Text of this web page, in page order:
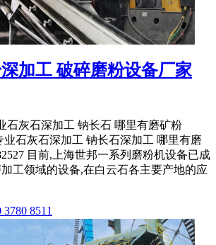
加工 破碎磨粉设备厂家
石灰石深加工 钠长石 哪里有磨矿粉
业石灰石深加工 钠长石深加工 哪里有磨
目前,上海世邦一系列磨粉机设备已成
工领域的设备,在白云石各主要产地的应
8511